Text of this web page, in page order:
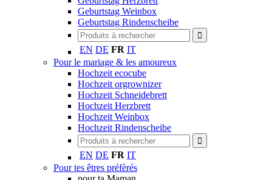
Geburtstag Weinbox
Geburtstag Rindenscheibe
EN DE FR IT
Pour le mariage & les amoureux
Hochzeit ecocube
Hochzeit orgrownizer
Hochzeit Schneidebrett
Hochzeit Herzbrett
Hochzeit Weinbox
Hochzeit Rindenscheibe
EN DE FR IT
Pour tes êtres préfèrés